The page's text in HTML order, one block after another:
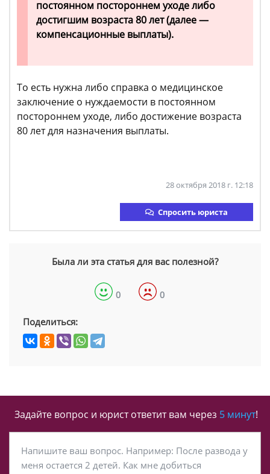
постоянном постороннем уходе либо
достигшим возраста 80 лет (далее —
компенсационные выплаты).
То есть нужна либо справка о медицинское
заключение о нуждаемости в постоянном
постороннем уходе, либо достижение возраста
80 лет для назначения выплаты.
28 октября 2018 г. 12:18
Спросить юриста
Была ли эта статья для вас полезной?
0 0
Поделиться:
Задайте вопрос и юрист ответит вам через 5 минут!